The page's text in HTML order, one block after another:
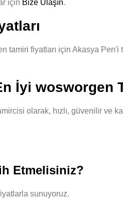
için Bize Ulaşın.
tamiri fiyatları için Akasya
İyi wosworgen
olarak, hızlı, güvenilir ve
Etmelisiniz?
sunuyoruz.